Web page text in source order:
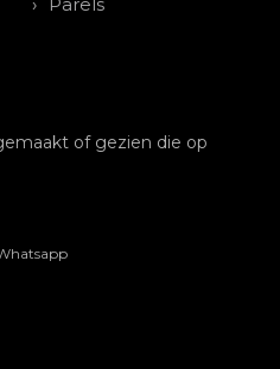
Parels
of gezien die op